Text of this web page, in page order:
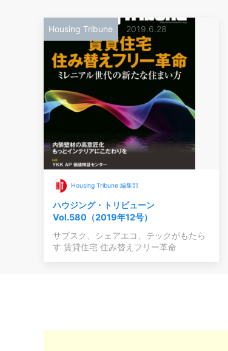
Housing Tribune 2019.6.28
Housing Tribune 編集部
ハウジング・トリビューン
Vol.580（2019年12号）
サブスク、シェアエコ、テックがもたら
す 賃貸住宅 住み替えフリー革命